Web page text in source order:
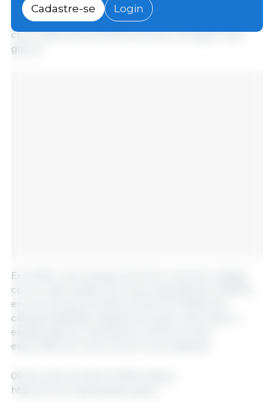
que alguns municípios não abrangidos pela pesquisa
do Cepea foram atingidos com maior intensidade,
com relatos de perda de animais e estragos mais
graves.
Em 2023, o Rio Grande do Sul foi o terceiro estado
com o maior abate de suínos, equivalente a 19,87%,
em termos percentuais, sendo 9,2 milhões de
cabeças abatidas naquele período. Além disso, o
estado gaúcho representou 23,1% do total
exportado de carne suína no ano passado.
09 de maio de 2024 /CEPEA /Brasil.
https://www.cepea.esalq.usp.br
Cadastre-se Login